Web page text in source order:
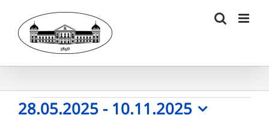
content
Събития
28.05.2025 - 10.11.2025